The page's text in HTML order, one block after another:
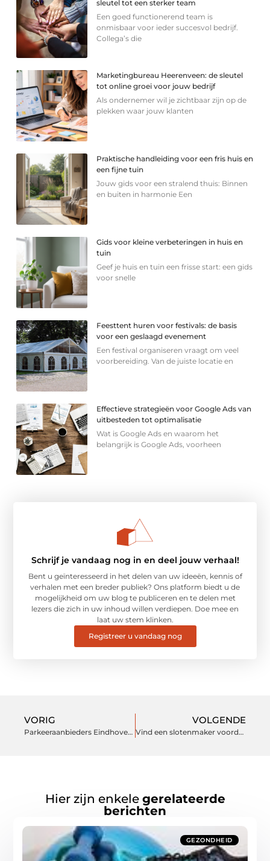
sleutel tot een sterker team
Een goed functionerend team is
onmisbaar voor ieder succesvol bedrijf.
Collega’s die
Marketingbureau Heerenveen: de sleutel
tot online groei voor jouw bedrijf
Als ondernemer wil je zichtbaar zijn op de
plekken waar jouw klanten
Praktische handleiding voor een fris huis en
een fijne tuin
Jouw gids voor een stralend thuis: Binnen
en buiten in harmonie Een
Gids voor kleine verbeteringen in huis en
tuin
Geef je huis en tuin een frisse start: een gids
voor snelle
Feesttent huren voor festivals: de basis
voor een geslaagd evenement
Een festival organiseren vraagt om veel
voorbereiding. Van de juiste locatie en
Effectieve strategieën voor Google Ads van
uitbesteden tot optimalisatie
Wat is Google Ads en waarom het
belangrijk is Google Ads, voorheen
Schrijf je vandaag nog in en deel jouw verhaal!
Bent u geïnteresseerd in het delen van uw ideeën, kennis of
verhalen met een breder publiek? Ons platform biedt u de
mogelijkheid om uw blog te publiceren en te delen met
lezers die zich in uw inhoud willen verdiepen. Doe mee en
laat uw stem klinken.
Registreer u vandaag nog
VORIG
Parkeeraanbieders Eindhoven Airport vergelijken
VOLGENDE
Vind een slotenmaker voordat je er een nodig hebt
Hier zijn enkele gerelateerde
berichten
GEZONDHEID